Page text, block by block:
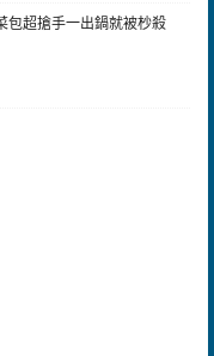
包超搶手一出鍋就被杪殺